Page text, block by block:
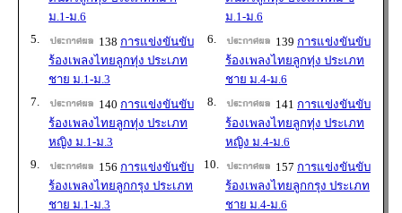
ม.1-ม.6
ม.1-ม.6
5.
138 การแข่งขันขับ
ร้องเพลงไทยลูกทุ่ง ประเภท
ชาย ม.1-ม.3
6. 139 การแข่งขันขับ
ร้องเพลงไทยลูกทุ่ง ประเภท
ชาย ม.4-ม.6
7.
140 การแข่งขันขับ
ร้องเพลงไทยลูกทุ่ง ประเภท
หญิง ม.1-ม.3
8. 141 การแข่งขันขับ
ร้องเพลงไทยลูกทุ่ง ประเภท
หญิง ม.4-ม.6
9.
156 การแข่งขันขับ
ร้องเพลงไทยลูกกรุง ประเภท
ชาย ม.1-ม.3
10. 157 การแข่งขันขับ
ร้องเพลงไทยลูกกรุง ประเภท
ชาย ม.4-ม.6